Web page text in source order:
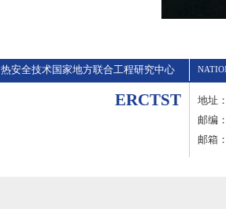
热安全技术国家地方联合工程研究中心
ERCTST
地址
邮编
邮箱